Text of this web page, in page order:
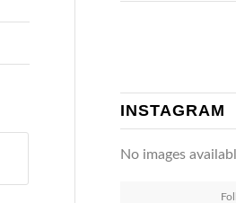
INSTAGRAM
No images